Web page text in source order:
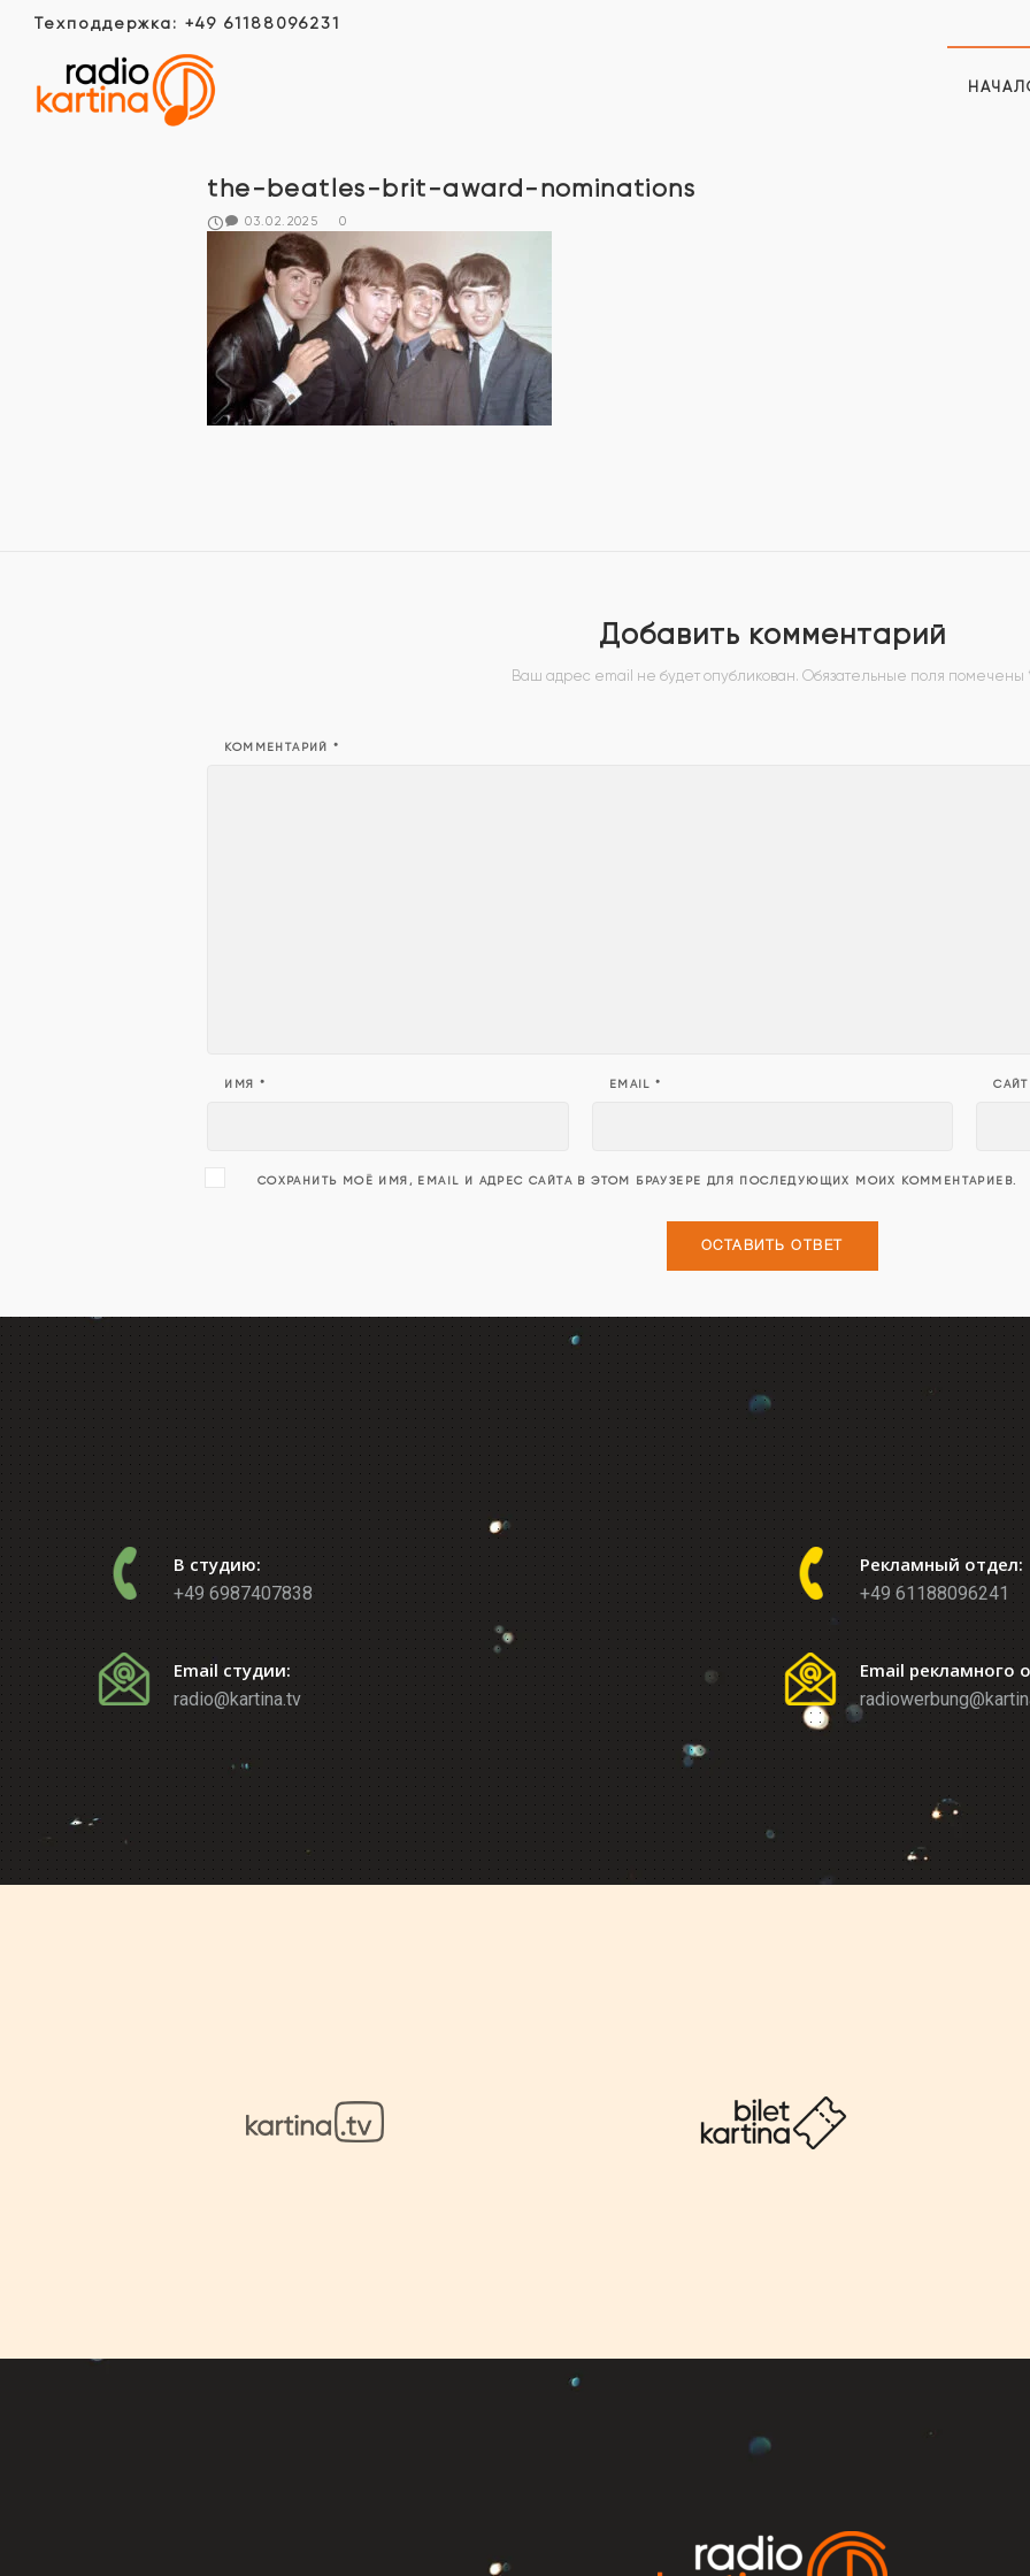
Техподдержка: +49 61188096231
the-beatles-brit-award-nominations
03.02.2025 0
Добавить комментарий
Ваш адрес email не будет опубликован. Обязательные поля помечены
КОММЕНТАРИЙ*
ИМЯ * EMAIL* САЙТ
СОХРАНИТЬ МОЁ ИМЯ, EMAIL И АДРЕС САЙТА В ЭТОМ БРАУЗЕРЕ ДЛЯ ПОСЛЕДУЮЩИХ МОИХ КОММЕНТАРИЕВ.
В студию:
+49 6987407838
Email студии:
radio@kartina.tv
Рекламный отдел:
+49 61188096241
Email рекламного